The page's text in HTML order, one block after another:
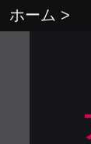
ホーム >